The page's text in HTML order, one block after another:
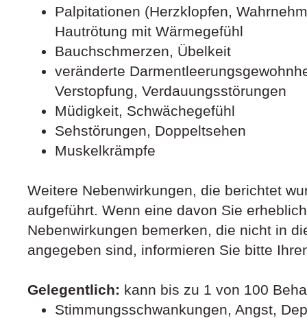
Palpitationen (Herzklopfen,
Hautrötung mit Wärmegefühl
Bauchschmerzen, Übelkeit
veränderte
Verstopfung, Verdauungsstörungen
Müdigkeit, Schwächegefühl
Sehstörungen, Doppeltsehen
Muskelkrämpfe
Weitere Nebenwirkungen, die berichtet
aufgeführt. Wenn eine davon Sie
Nebenwirkungen bemerken, die nicht in
angegeben sind, informieren Sie bitte
Gelegentlich: kann bis zu 1 von 100
Stimmungsschwankungen, Angst,